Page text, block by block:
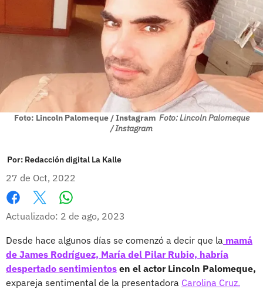
Foto: Lincoln Palomeque / Instagram Foto: Lincoln Palomeque
/ Instagram
Por: Redacción digital La Kalle
27 de Oct, 2022
Facebook
X
Actualizado: 2 de ago, 2023
Desde hace algunos días se comenzó a decir que la mamá
de James Rodríguez, María del Pilar Rubio, habría
despertado sentimientos en el actor Lincoln Palomeque,
expareja sentimental de la presentadora Carolina Cruz.